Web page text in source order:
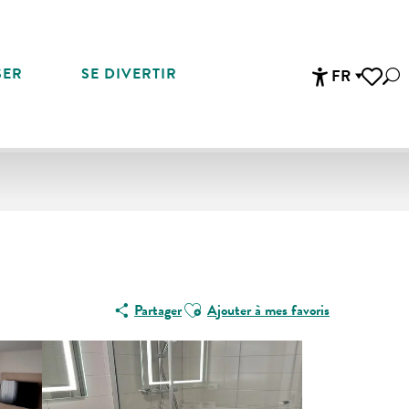
FR
SE DIVERTIR
PartagerAjouter aux favoris
Ajouter à mes favoris